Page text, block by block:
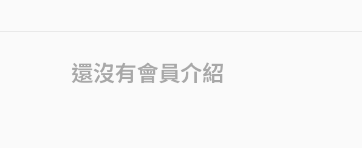
還沒有會員介紹